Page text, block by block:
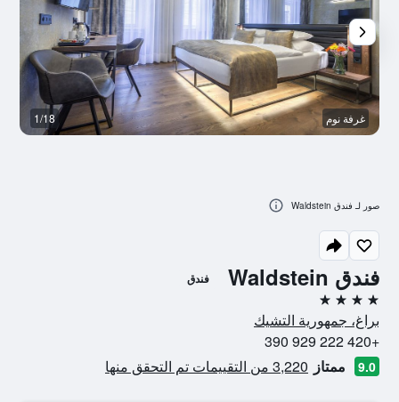
فندق Waldstein فندق
4 نجوم
براغ، جمهورية التشيك
+420 222 929 390
9.0 ممتاز 3,220 من التقييمات تم التحقق منها
غرفة نوم 1/18
صور لـ فندق Waldstein